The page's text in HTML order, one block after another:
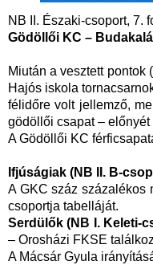
NB II. Északi-csoport, 7.
Gödöllői KC –
Miután a vesztett pontok
Hajós iskola
félidőre volt jellemző,
gödöllői csapat –
A Gödöllői KC
Ifjúságiak (NB II. B-
A GKC száz százalékos
csoportja tabelláját.
Serdülők (NB I. Keleti-
– Orosházi FKSE
A Mácsár Gyula